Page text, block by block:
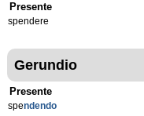
Presente
spendere
Gerundio
Presente
spendendo